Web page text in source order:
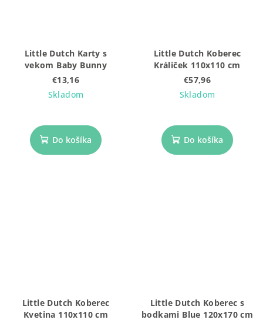
Little Dutch Karty s
vekom Baby Bunny
€13,16
Skladom
Do košíka
Little Dutch Koberec
Králiček 110x110 cm
€57,96
Skladom
Do košíka
Little Dutch Koberec
Kvetina 110x110 cm
Little Dutch Koberec s
bodkami Blue 120x170 cm